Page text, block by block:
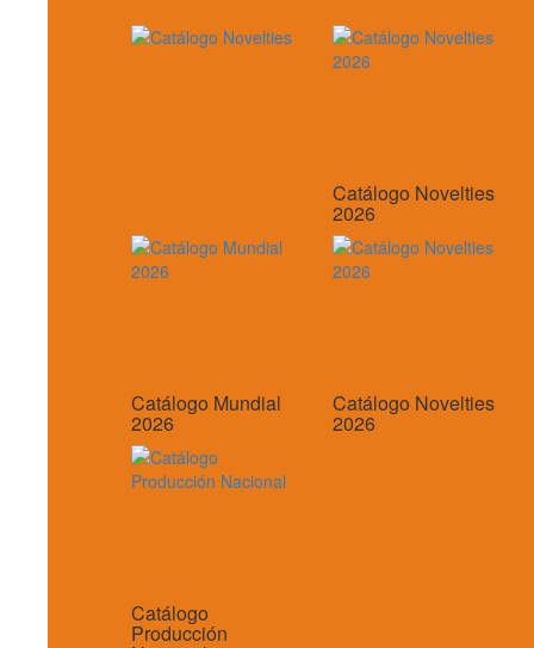
Catálogo Novelties
2026
Catálogo Mundial
2026
Catálogo Novelties
2026
Catálogo
Producción